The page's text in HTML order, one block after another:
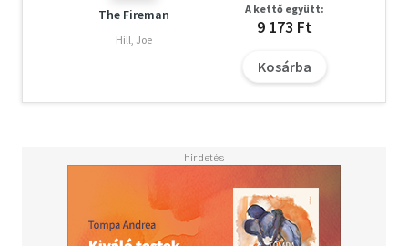
The Fireman
Hill, Joe
A kettő együtt:
9 173 Ft
Kosárba